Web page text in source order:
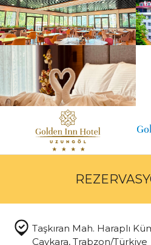
Taşkıran Mah. Haraplı
Çaykara, Trabzon/Türkiye